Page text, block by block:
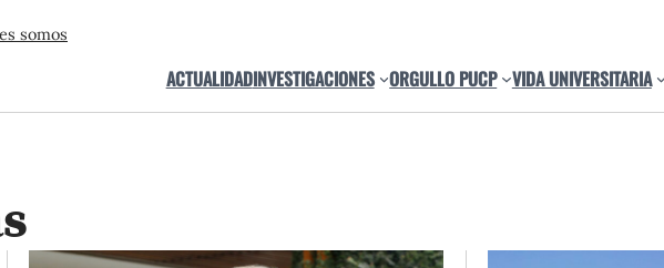
somos
ACTUALIDADINVESTIGACIONES ORGULLO PUCP VIDA UNIVERSITARIA